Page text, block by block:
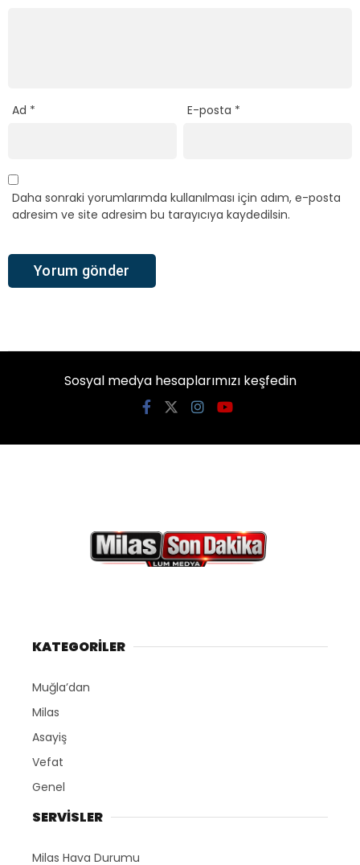
Ad * E-posta *
Daha sonraki yorumlarımda kullanılması için adım, e-posta
adresim ve site adresim bu tarayıcıya kaydedilsin.
Sosyal medya hesaplarımızı keşfedin
KATEGORİLER
Muğla’dan
Milas
Asayiş
Vefat
Genel
SERVİSLER
Milas Hava Durumu